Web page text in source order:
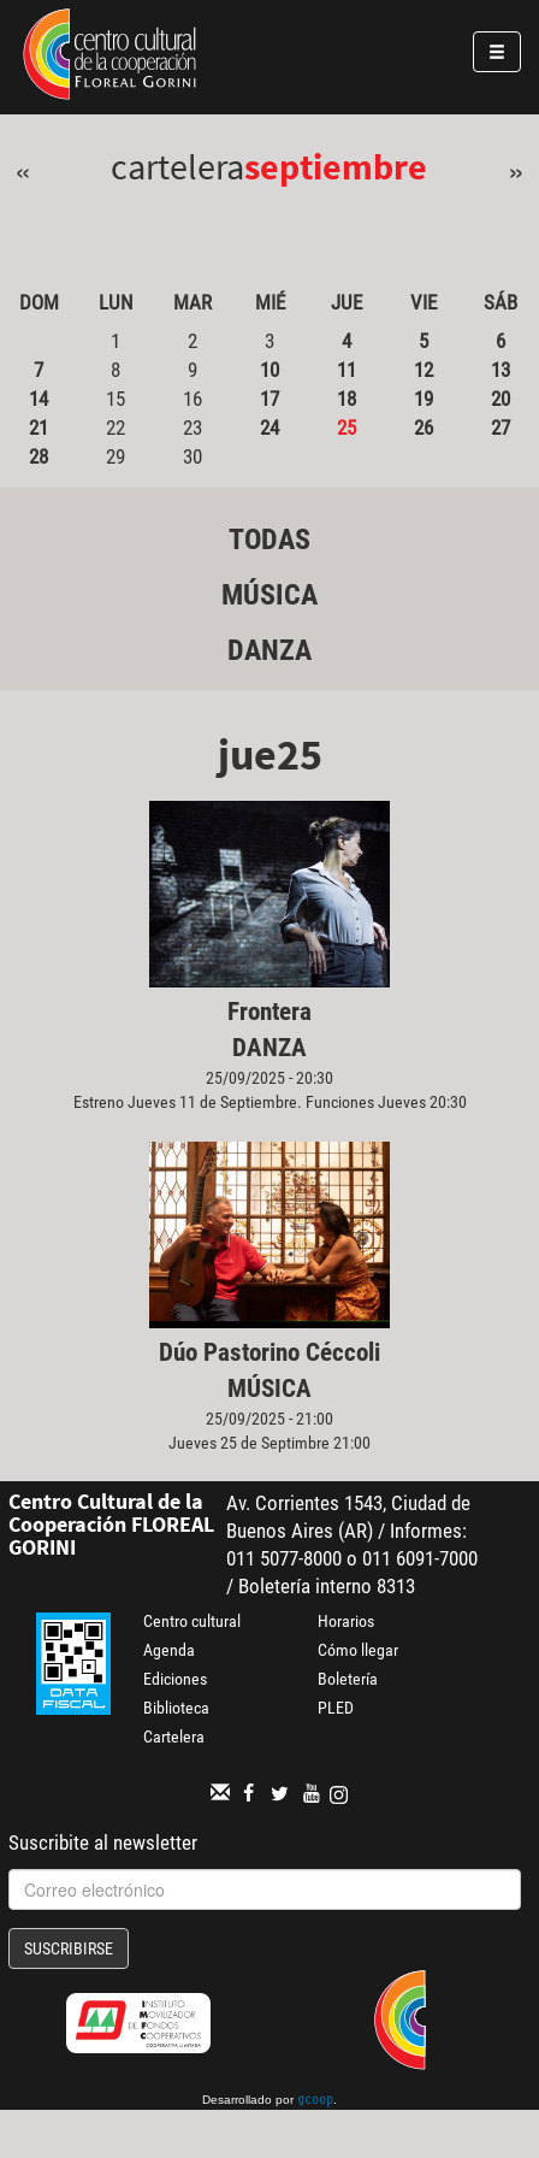
Pasar al contenido principal
Jump to main content
« carteleraseptiembre »
DOM LUN MAR MIÉ JUE VIE
SÁB
1
2 3 4 5
6
7
8 9 10 11 12
13
14
15 16 17 18 19
20
21
22 23 24 25 26
27
28
29 30
TODAS
MÚSICA
DANZA
jue25
Frontera
DANZA
25/09/2025 - 20:30
Estreno Jueves 11 de Septiembre. Funciones Jueves 20:30
Dúo Pastorino Céccoli
MÚSICA
25/09/2025 - 21:00
Jueves 25 de Septimbre 21:00
Centro Cultural de la
Cooperación FLOREAL
GORINI
Av. Corrientes 1543, Ciudad de
Buenos Aires (AR) / Informes:
011 5077-8000 o 011 6091-7000
/ Boletería interno 8313
Centro cultural
Agenda
Ediciones
Biblioteca
Cartelera
Horarios
Cómo llegar
Boletería
PLED
Suscribite al newsletter
SUSCRIBIRSE
Desarrollado por gcoop